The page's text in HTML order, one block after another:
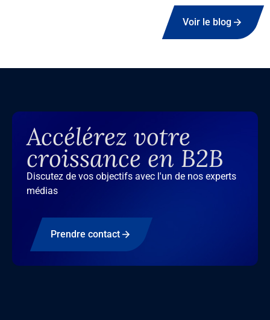
Voir le blog
Accélérez votre
croissance en B2B
Discutez de vos objectifs avec l'un de nos experts
médias
Prendre contact